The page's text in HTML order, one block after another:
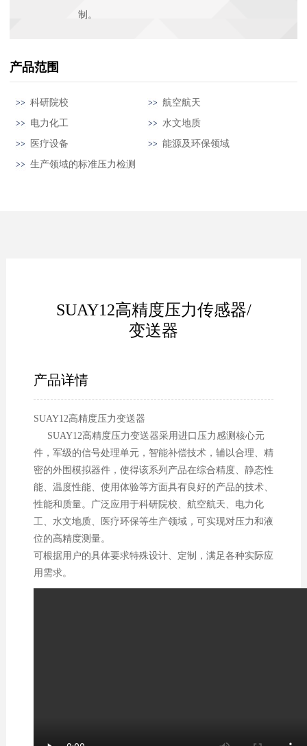
制。
产品范围
科研院校
航空航天
电力化工
水文地质
医疗设备
能源及环保领域
生产领域的标准压力检测
SUAY12高精度压力传感器/
变送器
产品详情
SUAY12高精度压力变送器
SUAY12高精度压力变送器采用进口压力感测核心元
件，军级的信号处理单元，智能补偿技术，辅以合理、精
密的外围模拟器件，使得该系列产品在综合精度、静态性
能、温度性能、使用体验等方面具有良好的产品的技术、
性能和质量。广泛应用于科研院校、航空航天、电力化
工、水文地质、医疗环保等生产领域，可实现对压力和液
位的高精度测量。
可根据用户的具体要求特殊设计、定制，满足各种实际应
用需求。